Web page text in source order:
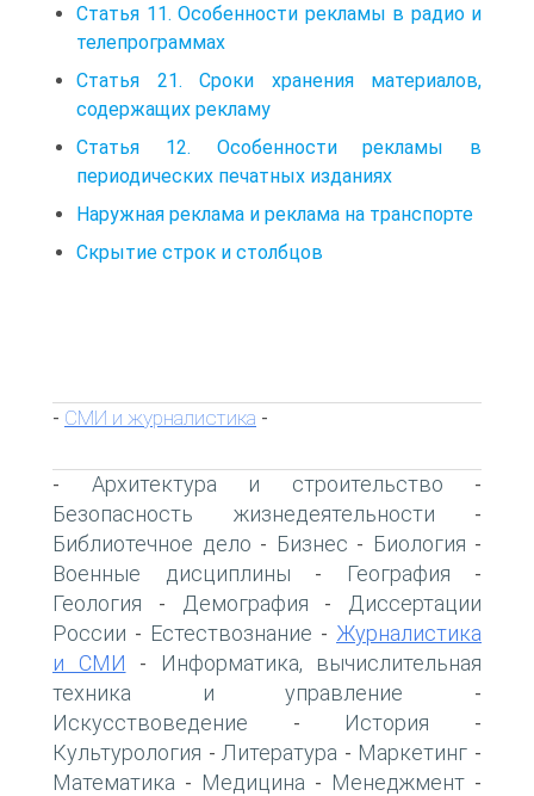
Статья 11. Особенности рекламы в радио и
телепрограммах
Статья 21. Сроки хранения материалов,
содержащих рекламу
Статья 12. Особенности рекламы в
периодических печатных изданиях
Наружная реклама и реклама на транспорте
Скрытие строк и столбцов
- СМИ и журналистика -
- Архитектура и строительство -
Безопасность жизнедеятельности -
Библиотечное дело - Бизнес - Биология -
Военные дисциплины - География -
Геология - Демография -
Диссертации
России - Естествознание - Журналистика
и СМИ -
Информатика, вычислительная
техника и управление -
Искусствоведение - История -
Культурология - Литература - Маркетинг -
Математика - Медицина - Менеджмент -